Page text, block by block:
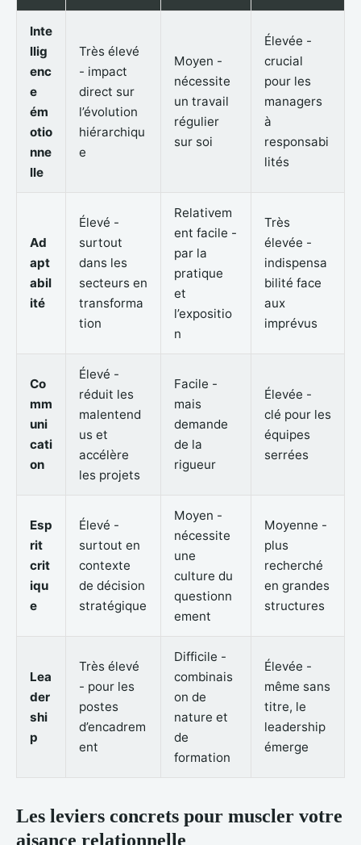
Inte
llig
enc
e
ém
otio
nne
lle
Très élevé
- impact
direct sur
l’évolution
hiérarchiqu
e
Moyen -
nécessite
un travail
régulier
sur soi
Élevée -
crucial
pour les
managers
à
responsabi
lités
Ad
apt
abil
ité
Élevé -
surtout
dans les
secteurs en
transforma
tion
Relativem
ent facile -
par la
pratique
et
l’expositio
n
Très
élevée -
indispensa
bilité face
aux
imprévus
Co
mm
uni
cati
on
Élevé -
réduit les
malentend
us et
accélère
les projets
Facile -
mais
demande
de la
rigueur
Élevée -
clé pour les
équipes
serrées
Esp
rit
crit
iqu
e
Élevé -
surtout en
contexte
de décision
stratégique
Moyen -
nécessite
une
culture du
questionn
ement
Moyenne -
plus
recherché
en grandes
structures
Lea
der
shi
p
Très élevé
- pour les
postes
d’encadrem
ent
Difficile -
combinais
on de
nature et
de
formation
Élevée -
même sans
titre, le
leadership
émerge
Les leviers concrets pour muscler votre
aisance relationnelle